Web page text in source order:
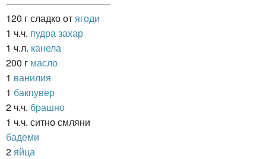
120 г сладко от ягоди
1 ч.ч. пудра захар
1 ч.л. канела
200 г масло
1 ванилия
1 бакпувер
2 ч.ч. брашно
1 ч.ч. ситно смляни
бадеми
2 яйца